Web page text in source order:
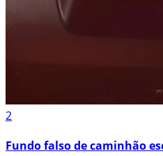
2
Fundo falso de caminhão